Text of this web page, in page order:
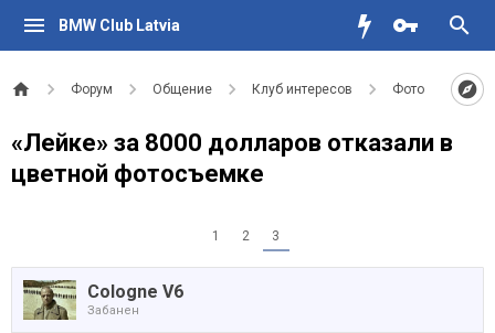
BMW Club Latvia
Форум Общение Клуб интересов Фото
«Лейке» за 8000 долларов отказали в
цветной фотосъемке
1 2 3
Cologne V6
Забанен